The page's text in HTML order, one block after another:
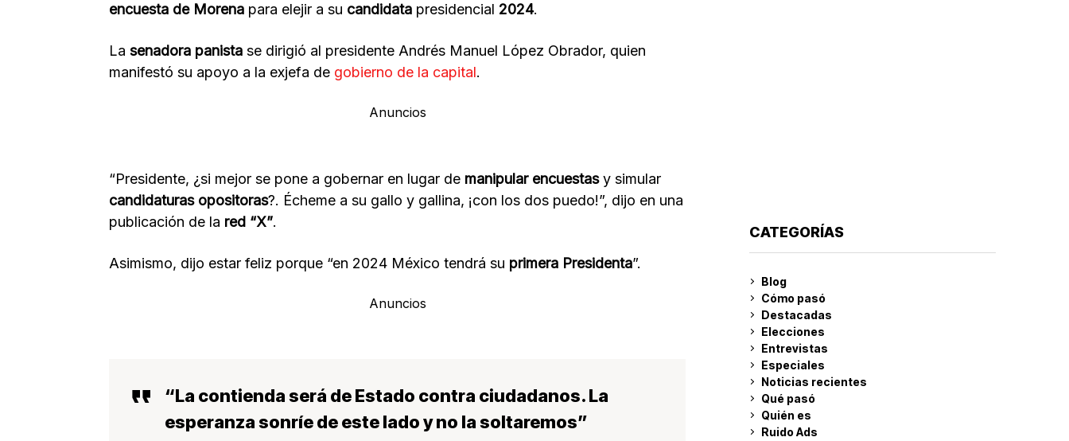
encuesta de Morena para elejir a su candidata presidencial 2024.
La senadora panista se dirigió al presidente Andrés Manuel López Obrador, quien
manifestó su apoyo a la exjefa de gobierno de la capital.
Anuncios
“Presidente, ¿si mejor se pone a gobernar en lugar de manipular encuestasy simular
candidaturas opositoras?. Écheme a su gallo y gallina, ¡con los dos puedo!”, dijo en una
publicación de la red “X”.
Asimismo, dijo estar feliz porque “en 2024 México tendrá su primera Presidenta”.
Anuncios
“La contienda será de Estado contra ciudadanos. La
esperanza sonríe de este lado y no la soltaremos”
CATEGORÍAS
Blog
Cómo pasó
Destacadas
Elecciones
Entrevistas
Especiales
Noticias recientes
Qué pasó
Quién es
Ruido Ads